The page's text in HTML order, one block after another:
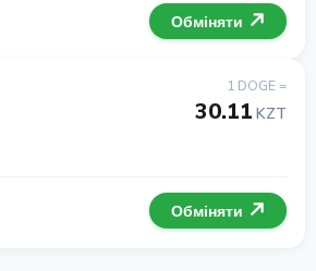
Обміняти
1 DOGE =
30.11 KZT
Обміняти